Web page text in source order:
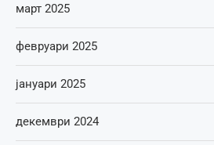
март 2025
февруари 2025
јануари 2025
декември 2024